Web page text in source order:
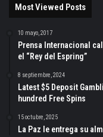
Most Viewed Posts
10 mayo, 2017
Prensa Internacional
el “Rey del Espring”
8 septiembre, 2024
Latest $5 Deposit
hundred Free Spins
15 octubre, 2025
La Paz le entrega su